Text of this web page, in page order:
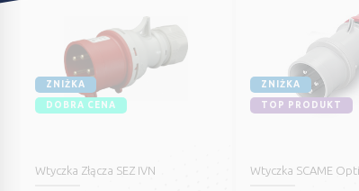
ZNIŻKA
DOBRA CENA
Wtyczka Złącza SEZ IVN
ZNIŻKA
TOP PRODUKT
Wtyczka SCAME